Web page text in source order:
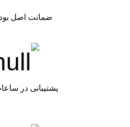
ضمانت اصل
پشتیبانی در